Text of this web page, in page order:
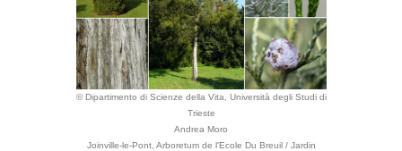
© Dipartimento di Scienze della Vita, Università degli Studi di
Trieste
Andrea Moro
Joinville-le-Pont, Arboretum de l'Ecole Du Breuil / Jardin